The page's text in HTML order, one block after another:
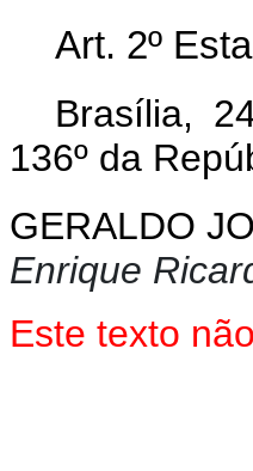
Art. 2º
Brasília,
136º da
GERALDO
Enrique
Este texto